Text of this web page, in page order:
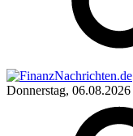
Donnerstag, 06.08.2026